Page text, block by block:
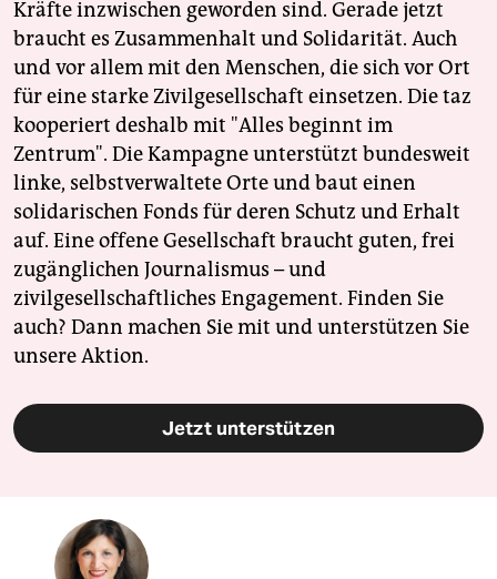
Kräfte inzwischen geworden sind. Gerade jetzt
braucht es Zusammenhalt und Solidarität. Auch
und vor allem mit den Menschen, die sich vor Ort
für eine starke Zivilgesellschaft einsetzen. Die taz
kooperiert deshalb mit "Alles beginnt im
Zentrum". Die Kampagne unterstützt bundesweit
linke, selbstverwaltete Orte und baut einen
solidarischen Fonds für deren Schutz und Erhalt
auf. Eine offene Gesellschaft braucht guten, frei
zugänglichen Journalismus – und
zivilgesellschaftliches Engagement. Finden Sie
auch? Dann machen Sie mit und unterstützen Sie
unsere Aktion.
Jetzt unterstützen